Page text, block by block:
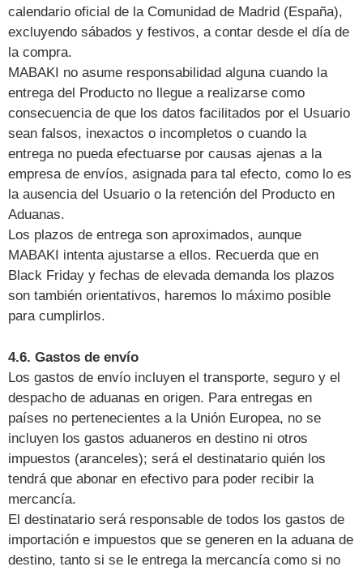
calendario oficial de la Comunidad de Madrid (España),
excluyendo sábados y festivos, a contar desde el día de
la compra.
MABAKI no asume responsabilidad alguna cuando la
entrega del Producto no llegue a realizarse como
consecuencia de que los datos facilitados por el Usuario
sean falsos, inexactos o incompletos o cuando la
entrega no pueda efectuarse por causas ajenas a la
empresa de envíos, asignada para tal efecto, como lo es
la ausencia del Usuario o la retención del Producto en
Aduanas.
Los plazos de entrega son aproximados, aunque
MABAKI intenta ajustarse a ellos. Recuerda que en
Black Friday y fechas de elevada demanda los plazos
son también orientativos, haremos lo máximo posible
para cumplirlos.
4.6. Gastos de envío
Los gastos de envío incluyen el transporte, seguro y el
despacho de aduanas en origen. Para entregas en
países no pertenecientes a la Unión Europea, no se
incluyen los gastos aduaneros en destino ni otros
impuestos (aranceles); será el destinatario quién los
tendrá que abonar en efectivo para poder recibir la
mercancía.
El destinatario será responsable de todos los gastos de
importación e impuestos que se generen en la aduana de
destino, tanto si se le entrega la mercancía como si no